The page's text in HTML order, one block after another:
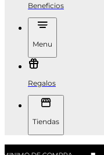
Beneficios
Menu
Regalos
Tiendas